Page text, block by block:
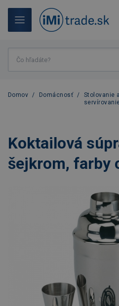
Domov / Domácnosť /
Stolovanie a
Koktailová
šejkrom, farby